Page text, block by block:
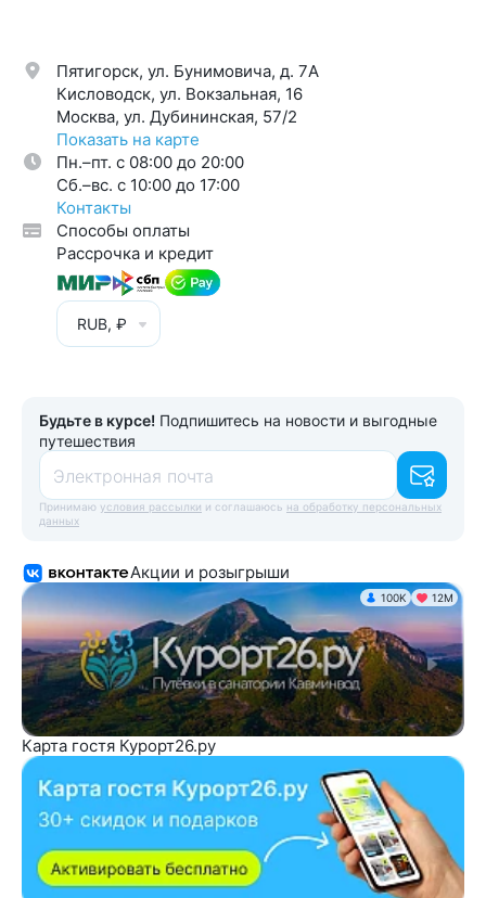
Пятигорск, ул. Бунимовича, д. 7A
Кисловодск, ул. Вокзальная, 16
Москва, ул. Дубининская, 57/2
Показать на карте
Пн.–пт. с 08:00 до 20:00
Cб.–вс. с 10:00 до 17:00
Контакты
Способы оплаты
Рассрочка и кредит
RUB, ₽
Будьте в курсе! Подпишитесь на новости и выгодные
путешествия
Электронная почта
Принимаю условия рассылки и соглашаюсь на обработку персональных
данных
Акции и розыгрыши
100K 12М
Карта гостя Курорт26.ру